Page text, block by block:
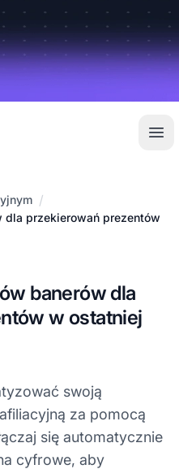
/
dla przekierowań prezentów
banerów dla
w ostatniej
swoją
za pomocą
się automatycznie
cyfrowe, aby